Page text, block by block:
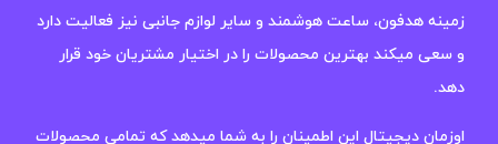
زمینه هدفون، ساعت هوشمند و سایر لوازم جانبی نیز فعالیت دارد
و سعی میکند بهترین محصولات را در اختیار مشتریان خود قرار
دهد.
اوزمان دیجیتال این اطمینان را به شما میدهد که تمامی محصولات